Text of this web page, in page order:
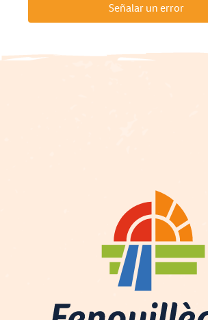
Señalar un error